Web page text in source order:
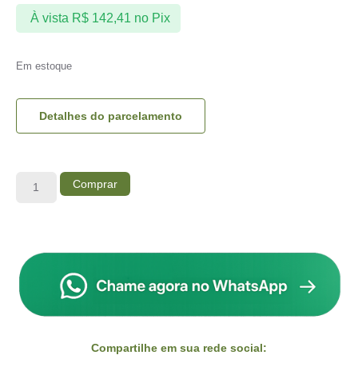
À vista R$142,41 no Pix
Em estoque
Detalhes do parcelamento
Comprar
Compartilhe em sua rede social: